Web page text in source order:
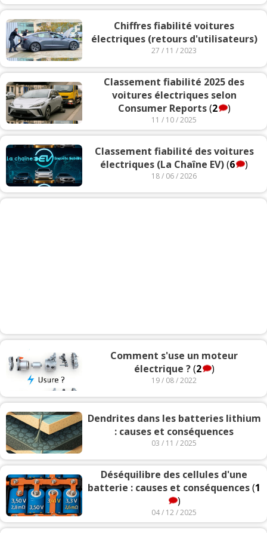
Chiffres fiabilité voitures
électriques (retours d'utilisateurs)
27 / 11 / 2023
Classement fiabilité 2025 des
voitures électriques selon
Consumer Reports(2 )
11 / 10 / 2025
Classement fiabilité des voitures
électriques (La Chaîne EV)(6 )
18 / 06 / 2026
Comment s'use un moteur
électrique ?(2 )
19 / 08 / 2022
Dendrites dans les batteries lithium
: causes et conséquences
03 / 11 / 2025
Déséquilibre des cellules d'une
batterie : causes et conséquences(1
)
04 / 12 / 2025